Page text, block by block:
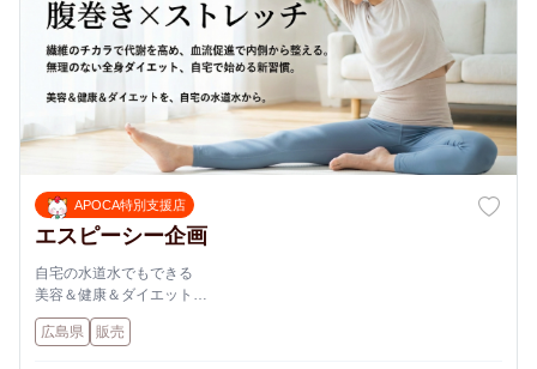
APOCA特別支援店
エスピーシー企画
自宅の水道水でもできる
美容＆健康＆ダイエット
2000年生まれの腹巻きダイエット法と
ダイエットストレッチ体操をご案内します。
広島県 販売